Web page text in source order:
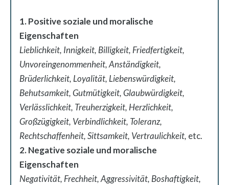
1. Positive soziale und moralische
Eigenschaften
Lieblichkeit, Innigkeit, Billigkeit, Friedfertigkeit,
Unvoreingenommenheit, Anständigkeit,
Brüderlichkeit, Loyalität, Liebenswürdigkeit,
Behutsamkeit, Gutmütigkeit, Glaubwürdigkeit,
Verlässlichkeit, Treuherzigkeit, Herzlichkeit,
Großzügigkeit, Verbindlichkeit, Toleranz,
Rechtschaffenheit, Sittsamkeit, Vertraulichkeit, etc.
2. Negative soziale und moralische
Eigenschaften
Negativität, Frechheit, Aggressivität, Boshaftigkeit,